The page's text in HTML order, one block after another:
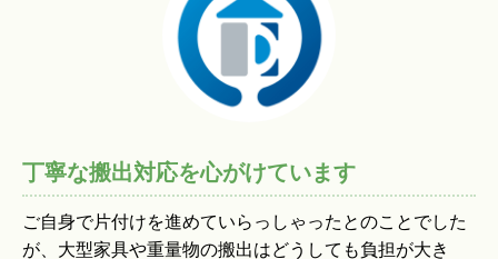
丁寧な搬出対応を心がけています
ご自身で片付けを進めていらっしゃったとのことでした
が、大型家具や重量物の搬出はどうしても負担が大き